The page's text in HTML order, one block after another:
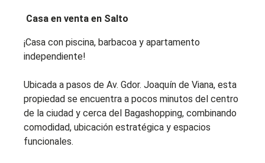
Casa en venta en Salto
¡Casa con piscina, barbacoa y apartamento
independiente!
Ubicada a pasos de Av. Gdor. Joaquín de Viana, esta
propiedad se encuentra a pocos minutos del centro
de la ciudad y cerca del Bagashopping, combinando
comodidad, ubicación estratégica y espacios
funcionales.